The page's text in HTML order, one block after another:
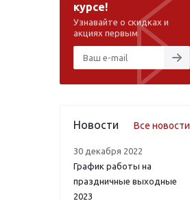
курсе!
Узнавайте о скидках и
акциях первым
Новости Все новости
30 декабря 2022
График работы на
праздничные выходные
2023